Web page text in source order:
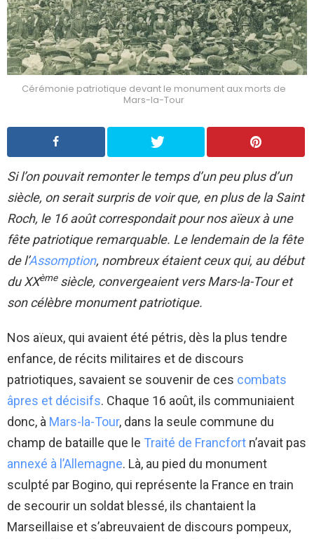
Cérémonie patriotique devant le monument aux morts de
Mars-la-Tour
Si l’on pouvait remonter le temps d’un peu plus d’un
siècle, on serait surpris de voir que, en plus de la Saint
Roch, le 16 août correspondait pour nos aïeux à une
fête patriotique remarquable. Le lendemain de la fête
de l’Assomption, nombreux étaient ceux qui, au début
du XXèmesiècle, convergeaient vers Mars-la-Tour et
son célèbre monument patriotique.
Nos aïeux, qui avaient été pétris, dès la plus tendre
enfance, de récits militaires et de discours
patriotiques, savaient se souvenir de ces combats
âpres et décisifs. Chaque 16 août, ils communiaient
donc, à Mars-la-Tour, dans la seule commune du
champ de bataille que le Traité de Francfort n’avait pas
annexé à l’Allemagne. Là, au pied du monument
sculpté par Bogino, qui représente la France en train
de secourir un soldat blessé, ils chantaient la
Marseillaise et s’abreuvaient de discours pompeux,